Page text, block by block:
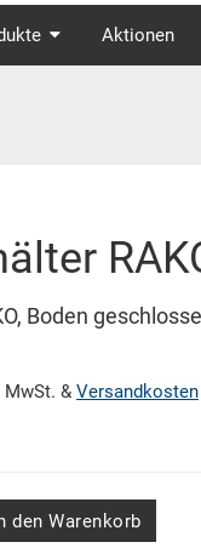
Aktionen
Boden
& Versandkosten
den Warenkorb